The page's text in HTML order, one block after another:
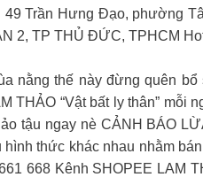
Trần Hưng Đạo, phường
2, TP THỦ ĐỨC, TPHCM
nằng thế này đừng quên bổ
“Vật bất ly thân” mỗi
tậu ngay nè CẢNH BÁO
thức khác nhau nhằm
668 Kênh SHOPEE LAM